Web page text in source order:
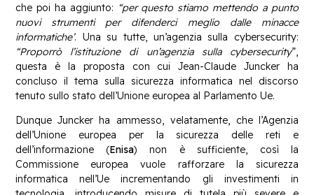
che poi ha aggiunto: “per questo stiamo mettendo a punto
nuovi strumenti per difenderci meglio dalle minacce
informatiche’. Una su tutte, un’agenzia sulla cybersecurity:
“Proporrò l’istituzione di un’agenzia sulla cybersecurity”,
questa è la proposta con cui Jean-Claude Juncker ha
concluso il tema sulla sicurezza informatica nel discorso
tenuto sullo stato dell’Unione europea al Parlamento Ue.
Dunque Juncker ha ammesso, velatamente, che l’Agenzia
dell’Unione europea per la sicurezza delle reti e
dell’informazione (Enisa) non è sufficiente, così la
Commissione europea vuole rafforzare la sicurezza
informatica nell’Ue incrementando gli investimenti in